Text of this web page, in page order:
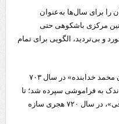
را برای سال‌ها به‌عنوان
مرکزی باشکوهی حتی
و بی‌تردید، الگویی برای تمام
رصدخانه مراغه تا زمان حکومت «سلطان محمد خدابنده» در سال ۷۰۳
به فراموشی سپرده شد؛ تا
آنجایی که بنابر مکتوبات «حمدالله مستوفی»، در سال ۷۲۰ هجری سازه